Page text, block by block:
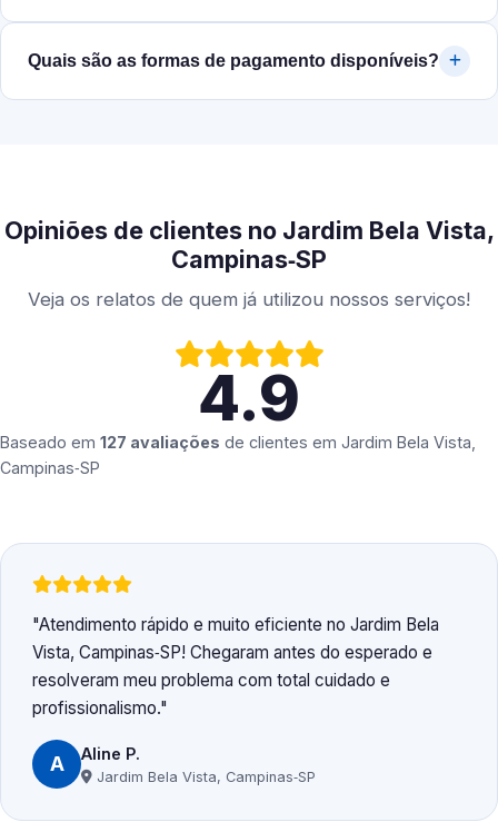
Quais são as formas de pagamento disponíveis?
Opiniões de clientes no Jardim Bela Vista,
Campinas‑SP
Veja os relatos de quem já utilizou nossos serviços!
4.9
Baseado em 127 avaliações de clientes em Jardim Bela Vista,
Campinas‑SP
Atendimento rápido e muito eficiente no Jardim Bela
Vista, Campinas‑SP! Chegaram antes do esperado e
resolveram meu problema com total cuidado e
profissionalismo.
A Aline P.
Jardim Bela Vista, Campinas‑SP